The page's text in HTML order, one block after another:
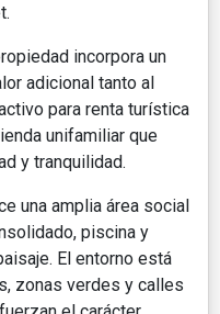
incorpora un
adicional tanto al
para renta turística
unifamiliar que
y tranquilidad.
una amplia área social
piscina y
El entorno está
zonas verdes y calles